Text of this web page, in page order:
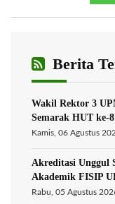
Berita
Wakil Rektor 3
Semarak HUT ke-
Kamis, 06 Agustus
Akreditasi Unggul
Akademik FISIP
Rabu, 05 Agustus